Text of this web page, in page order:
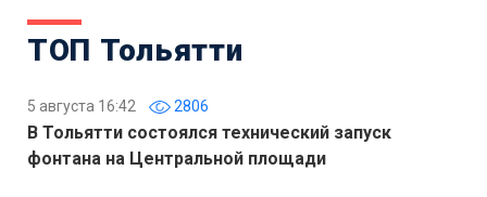
ТОП Тольятти
5 августа 16:42 2806
В Тольятти состоялся технический запуск
фонтана на Центральной площади